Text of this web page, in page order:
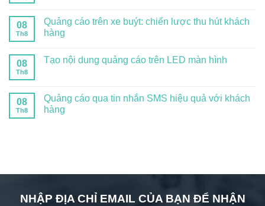
08
Th8
Quảng cáo trên xe buýt: chiến lược thu hút khách
hàng
08
Th8
Tạo nội dung quảng cáo trên LED màn hình
08
Th8
Quảng cáo qua tin nhắn SMS hiệu quả với khách
hàng
NHẬP ĐỊA CHỈ EMAIL CỦA BẠN ĐỂ NHẬN